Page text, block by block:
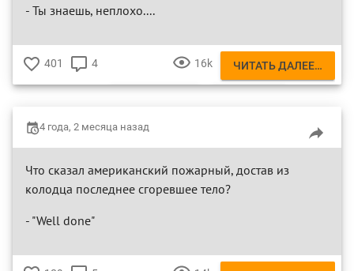
- Ты знаешь, неплохо....
♥
401
КОММЕНТАРИЯ
4 ЧИТАТЬ ДАЛЕЕ…
ПРОСМОТРОВ
16k
4 года, 2 месяца назад
Что сказал американский пожарный, достав из
колодца последнее сгоревшее тело?
- "Well done"